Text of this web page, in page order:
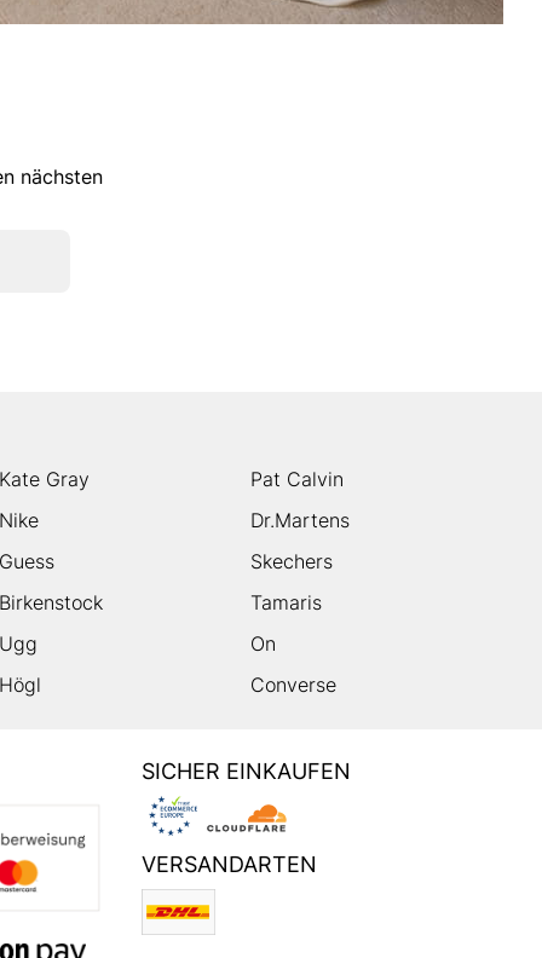
nächsten
Kate Gray
Pat Calvin
Nike
Dr.Martens
Guess
Skechers
Birkenstock
Tamaris
Ugg
On
Högl Converse
SICHER EINKAUFEN
VERSANDARTEN